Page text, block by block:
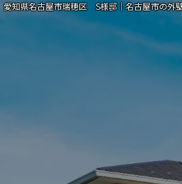
愛知県名古屋市瑞穂区 S様邸｜名古屋市の外